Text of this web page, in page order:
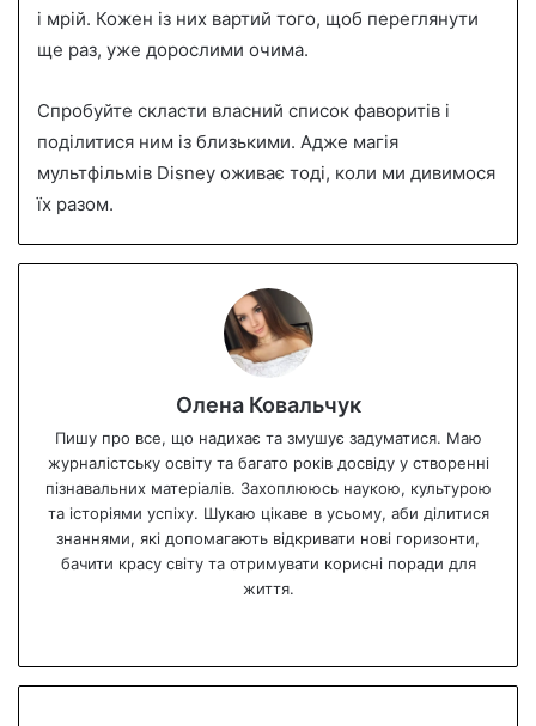
і мрій. Кожен із них вартий того, щоб переглянути
ще раз, уже дорослими очима.
Спробуйте скласти власний список фаворитів і
поділитися ним із близькими. Адже магія
мультфільмів Disney оживає тоді, коли ми дивимося
їх разом.
Олена Ковальчук
Пишу про все, що надихає та змушує задуматися. Маю
журналістську освіту та багато років досвіду у створенні
пізнавальних матеріалів. Захоплююсь наукою, культурою
та історіями успіху. Шукаю цікаве в усьому, аби ділитися
знаннями, які допомагають відкривати нові горизонти,
бачити красу світу та отримувати корисні поради для
життя.
te